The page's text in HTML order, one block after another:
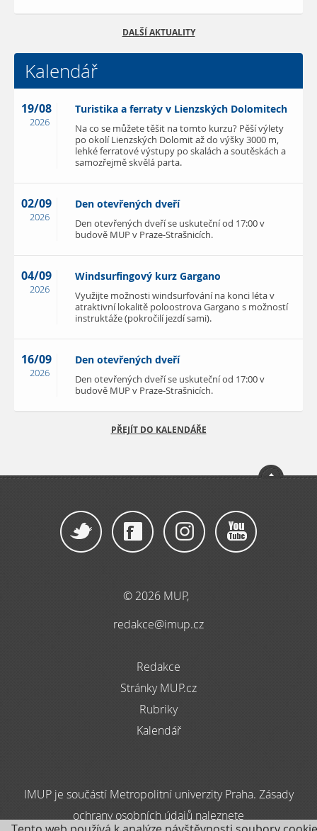
DALŠÍ AKTUALITY
Kalendář
19/08
2026
Turistika a ferraty v Lienzských Dolomitech
Na co se můžete těšit na tomto kurzu? Pěší výlety
po okolí Lienzských Dolomit až do výšky 3000 m,
lehké ferratové výstupy po skalách a soutěskách a
samozřejmě skvělá parta.
02/09
2026
Den otevřených dveří
Den otevřených dveří se uskuteční od 17:00 v
budově MUP v Praze-Strašnicích.
04/09
2026
Windsurfingový kurz Gargano
Využijte možnosti windsurfování na konci léta v
atraktivní lokalitě poloostrova Gargano s možností
instruktáže (pokročilí jezdí sami).
16/09
2026
Den otevřených dveří
Den otevřených dveří se uskuteční od 17:00 v
budově MUP v Praze-Strašnicích.
PŘEJÍT DO KALENDÁŘE
© 2026 MUP,
redakce@imup.cz
Redakce
Stránky MUP.cz
Rubriky
Kalendář
IMUP je součástí Metropolitní univerzity Praha. Zásady
ochrany osobních údajů naleznete